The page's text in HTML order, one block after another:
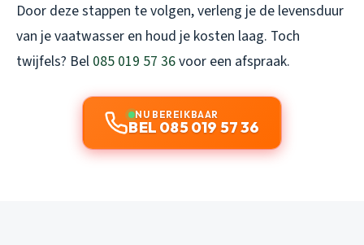
Door deze stappen te volgen, verleng je de levensduur
van je vaatwasser en houd je kosten laag. Toch
twijfels? Bel 085 019 57 36voor een afspraak.
NU BEREIKBAAR
BEL 085 019 57 36